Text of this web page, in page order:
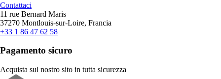
Contattaci
11 rue Bernard Maris
37270 Montlouis-sur-Loire, Francia
+33 1 86 47 62 58
Pagamento sicuro
Acquista sul nostro sito in tutta sicurezza